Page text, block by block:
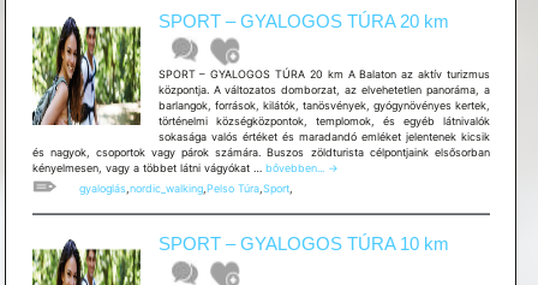
km
SPORT – GYALOGOS TÚRA 20 km
SPORT – GYALOGOS TÚRA 20 km A Balaton az aktív turizmus
központja. A változatos domborzat, az elvehetetlen panoráma, a
barlangok, források, kilátók, tanösvények, gyógynövényes kertek,
történelmi községközpontok, templomok, és egyéb látnivalók
sokasága valós értéket és maradandó emléket jelentenek kicsik
és nagyok, csoportok vagy párok számára. Buszos zöldturista célpontjaink elsősorban
kényelmesen, vagy a többet látni vágyókat … SPORT
–
GYALOGOS
TÚRA
km
bővebben... →
gyaloglás, nordic_walking, Pelso Túra, Sport,
SPORT – GYALOGOS TÚRA 10 km